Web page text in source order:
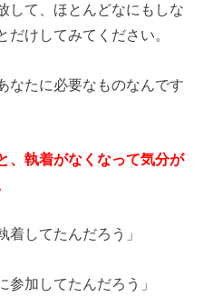
して、ほとんどなにもしな
けしてみてください。
なたに必要なものなんです
、執着がなくなって気分が
着してたんだろう」
参加してたんだろう」